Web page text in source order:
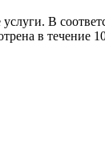
В
в течение